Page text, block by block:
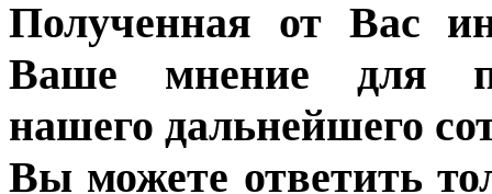
Полученная от Вас
Ваше мнение для
нашего дальнейшего
Вы можете ответить